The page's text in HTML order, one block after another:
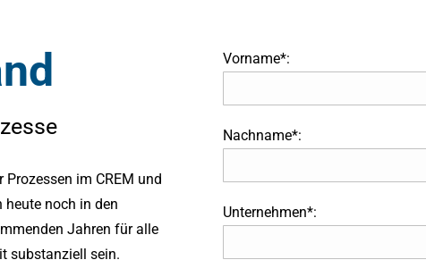
im CREM und
noch in den
Jahren für alle
substanziell sein.
Vorname*:
Nachname*:
Unternehmen*: